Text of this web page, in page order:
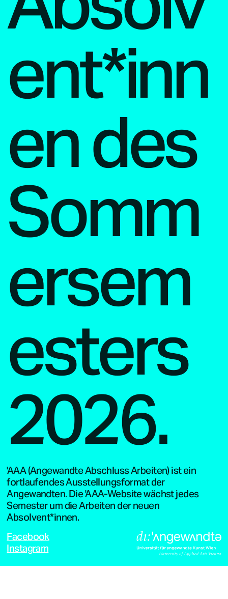
ent*inn
en des
Somm
ersem
esters
2026.
'AAA (Angewandte Abschluss Arbeiten) ist ein
fortlaufendes Ausstellungsformat der
Angewandten. Die 'AAA-Website wächst jedes
Semester um die Arbeiten der neuen
Absolvent*innen.
Facebook
Instagram